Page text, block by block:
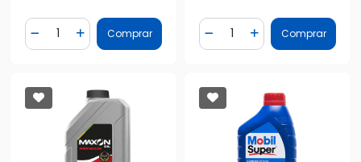
Diminuir Quantidade
Quantidade
Adicionar Quantidade
Comprar Diminuir Quantidade
Quantidade
AdicionarComprar